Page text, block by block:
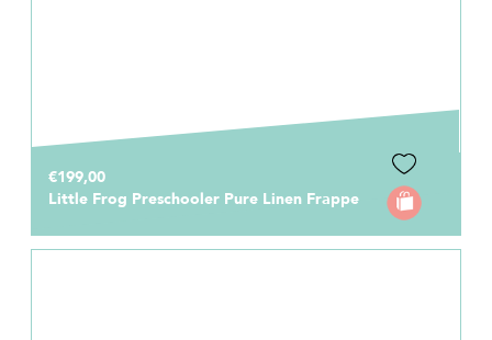
€199,00
Little Frog Preschooler Pure Linen Frappe